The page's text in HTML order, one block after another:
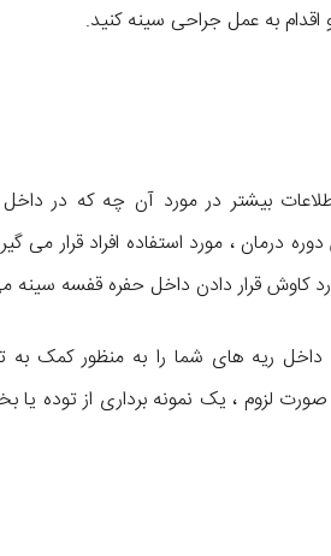
به عمل جراحی سینه کنید.
بیشتر در مورد آن چه که در
درمان ، مورد استفاده افراد قرار می
کاوش قرار دادن داخل حفره قفسه سینه
داخل ریه های شما را به منظور کمک
لزوم ، یک نمونه برداری از توده یا